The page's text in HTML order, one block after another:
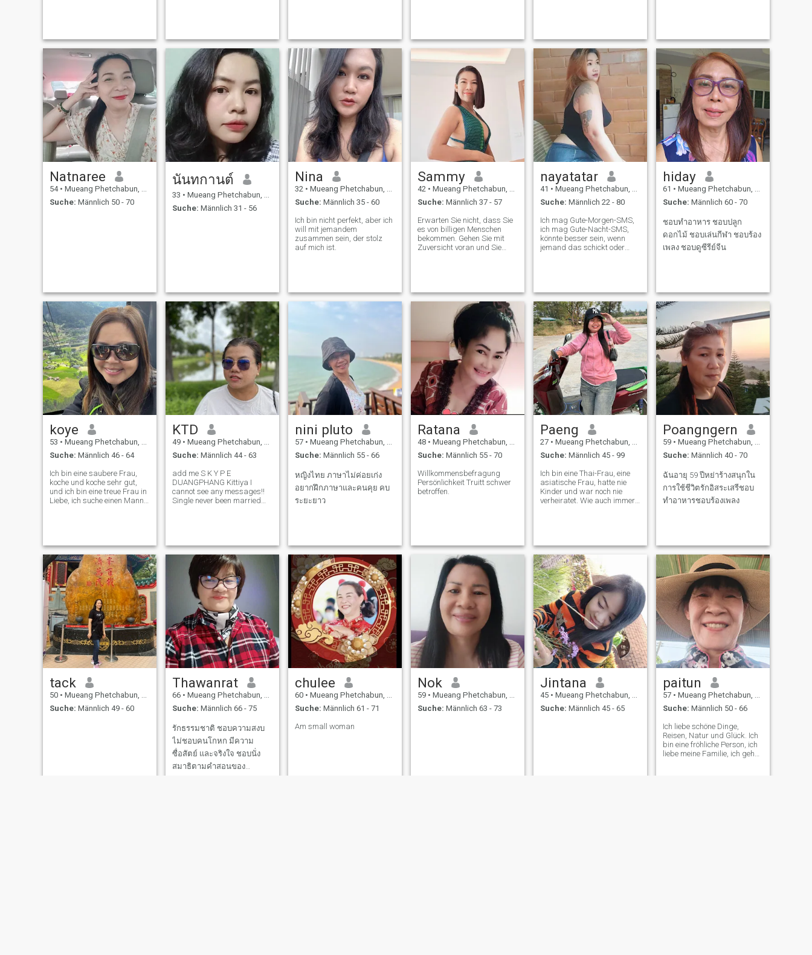
romantic, sweet in love
Eigenschaften, und ich
genieße es, gute Energie mit
anderen zu teilen. Ich bin
nicht hier für Spiele oder
kurzfristige Dates. Mein
Herz ist offen für einen Mann,
der freundlich, echt und
bereit ist, etwas Wahres
zusammen aufzubauen. Ich
glaube an langfristige Liebe,
Respekt und Seite an Seite
wachsen. Ich schätze
Ehrlichkeit, Loyalität, und ich
bin auch glücklich, von
und meine zu teilen. Für mich
ist eine Beziehung mehr als
Romantik, es geht um
Teamwork, Fürsorge und ein
Leben voller Liebe und
Lachen, und sehen, wo das
Leben uns bringt.
happiness with me......
to know me and developing a
rel
thailändischer Witwe. Wenn
Sie sich in Beziehung zu
thailändischen Freunden und
Entwicklung engagieren Bitte
kontaktieren Sie mich.
Natnaree
54 • Mueang Phetchabun, Phetchabun, Thailand
Suche: Männlich 50 - 70
นันทกานต์
33 • Mueang Phetchabun, Phetchabun, Thailand
Suche: Männlich 31 - 56
Nina
32 • Mueang Phetchabun, Phetchabun, Thailand
Suche: Männlich 35 - 60
Ich bin nicht perfekt, aber ich
will mit jemandem
zusammen sein, der stolz
auf mich ist.
Sammy
42 • Mueang Phetchabun, Phetchabun, Thailand
Suche: Männlich 37 - 57
Erwarten Sie nicht, dass Sie
es von billigen Menschen
bekommen. Gehen Sie mit
Zuversicht voran und Sie
nayatatar
41 • Mueang Phetchabun, Phetchabun, Thailand
Suche: Männlich 22 - 80
Ich mag Gute-Morgen-SMS,
ich mag Gute-Nacht-SMS,
könnte besser sein, wenn
jemand das schickt oder
hiday
61 • Mueang Phetchabun, Phetchabun, Thailand
Suche: Männlich 60 - 70
ชอบทำอาหาร ชอบปลูก
ดอกไม้ ชอบเล่นกีฬา ชอบร้อง
เพลง ชอบดูซีรีย์จีน
koye
53 • Mueang Phetchabun, Phetchabun, Thailand
Suche: Männlich 46 - 64
Ich bin eine saubere Frau,
koche und koche sehr gut,
und ich bin eine treue Frau in
Liebe, ich suche einen Mann,
KTD
49 • Mueang Phetchabun, Phetchabun, Thailand
Suche: Männlich 44 - 63
add me S K Y P E
DUANGPHANG Kittiya I
cannot see any messages!!
Single never been married
nini pluto
57 • Mueang Phetchabun, Phetchabun, Thailand
Suche: Männlich 55 - 66
หญิงไทย ภาษาไม่ค่อยเก่ง
อยากฝึกภาษาและคนคุย คบ
ระยะยาว
Ratana
48 • Mueang Phetchabun, Phetchabun, Thailand
Suche: Männlich 55 - 70
Willkommensbefragung
Persönlichkeit Truitt schwer
betroffen.
Paeng
27 • Mueang Phetchabun, Phetchabun, Thailand
Suche: Männlich 45 - 99
Ich bin eine Thai-Frau, eine
asiatische Frau, hatte nie
Kinder und war noch nie
verheiratet. Wie auch immer,
Lotus. Ich habe Associate
Degrees in Marketing und
Buchhaltung. Ich suche
jemanden, mit dem ich mein
Leben für immer teilen kann.
Schicken Sie mir eine
Nachricht, dann können wir
uns unterhalten.
Poangngern
59 • Mueang Phetchabun, Phetchabun, Thailand
Suche: Männlich 40 - 70
ฉันอายุ 59 ปีหย่าร้างสนุกใน
การใช้ชีวิตรักอิสระเสรีชอบ
ทำอาหารชอบร้องเพลง
tack
50 • Mueang Phetchabun, Phetchabun, Thailand
Suche: Männlich 49 - 60
Thawanrat
66 • Mueang Phetchabun, Phetchabun, Thailand
Suche: Männlich 66 - 75
รักธรรมชาติ ชอบความสงบ
ไม่ชอบคนโกหก มีความ
ซื่อสัตย์ และจริงใจ ชอบนั่ง
สมาธิตามคำสอนของ
chulee
60 • Mueang Phetchabun, Phetchabun, Thailand
Suche: Männlich 61 - 71
Am small woman
Nok
59 • Mueang Phetchabun, Phetchabun, Thailand
Suche: Männlich 63 - 73
Jintana
45 • Mueang Phetchabun, Phetchabun, Thailand
Suche: Männlich 45 - 65
paitun
57 • Mueang Phetchabun, Phetchabun, Thailand
Suche: Männlich 50 - 66
Ich liebe schöne Dinge,
Reisen, Natur und Glück. Ich
bin eine fröhliche Person, ich
liebe meine Familie, ich gehe